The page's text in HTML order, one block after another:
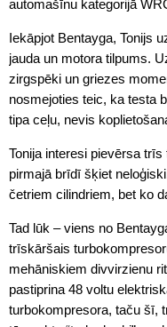
automašīnu kategorijā
Iekāpjot Bentayga, Tonijs
jauda un motora tilpums.
zirgspēki un griezes
nosmejoties teic, ka testa
tipa ceļu, nevis
Tonija interesi pievērsa
pirmajā brīdī šķiet
četriem cilindriem, bet ko
Tad lūk – viens no
trīskāršais
mehāniskiem divvirzienu
pastiprina 48 voltu
turbokompresora, taču šī,